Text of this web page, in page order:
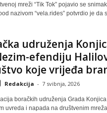
mreži “Tik Tok” pojavio se
nazivom “vela.rides” potvrdio je da
udruženja
efendiju
koje vrijeđa
Redakcija - 7 svibnja, 2026
boračkih udruženja Grada
uvreda i napada na društvenim